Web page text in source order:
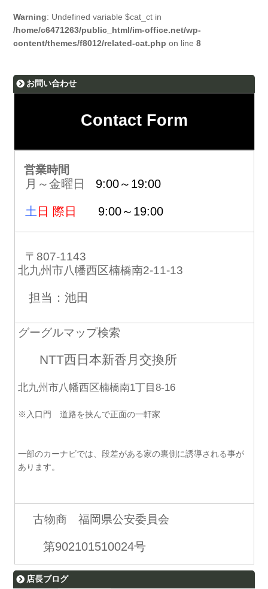
Warning: Undefined variable $cat_ct in
/home/c6471263/public_html/im-office.net/wp-
content/themes/f8012/related-cat.php on line8
お問い合わせ
Contact Form
営業時間
月～金曜日 9:00～19:00
土 日 際日 9:00～19:00
〒807-1143
北九州市八幡西区楠橋南2-11-13
担当：池田
グーグルマップ検索
NTT西日本新香月交換所
北九州市八幡西区楠橋南1丁目8-16
※入口門 道路を挟んで正面の一軒家
一部のカーナビでは、段差がある家の裏側に誘導される事が
あります。
古物商 福岡県公安委員会
第902101510024号
店長ブログ